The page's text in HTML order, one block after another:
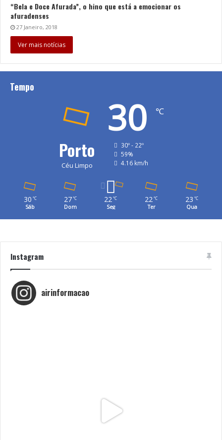
“Bela e Doce Afurada”, o hino que está a emocionar os
afuradenses
27 Janeiro, 2018
Ver mais notícias
Tempo
Porto
Céu Limpo
30 ℃
30º - 22º
59%
4.16 km/h
30 ℃
Sáb
27 ℃
Dom
22℃
Seg
22℃
Ter
23 ℃
Qua
Instagram
airinformacao